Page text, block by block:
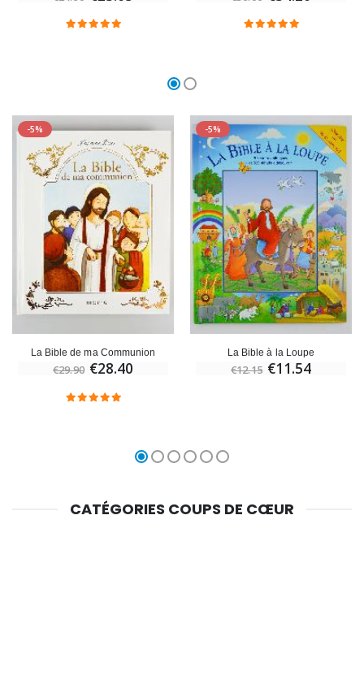
-5%
La Bible de ma Communion
€29.90 €28.40
-5%
La Bible à la Loupe
€12.15 €11.54
CATÉGORIES COUPS DE CŒUR